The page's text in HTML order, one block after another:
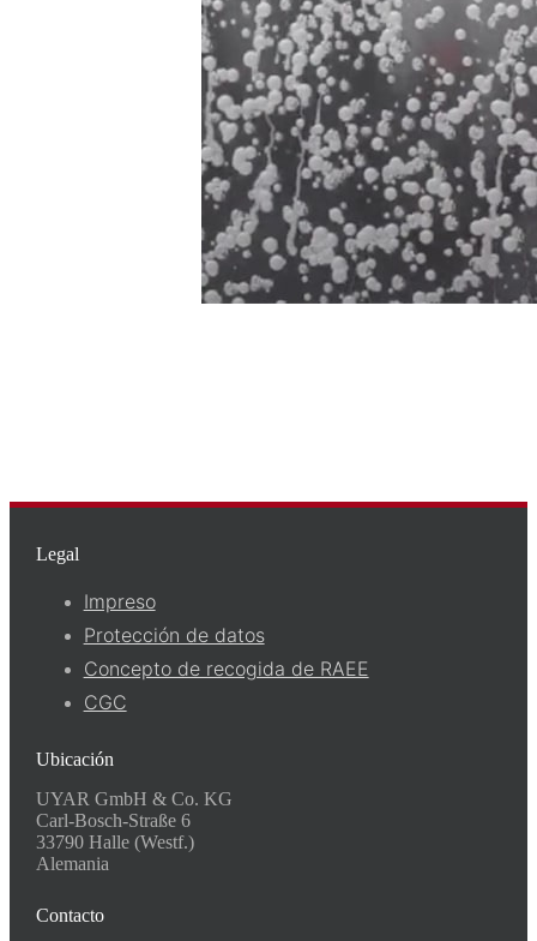
Legal
Impreso
Protección de datos
Concepto de recogida de RAEE
CGC
Ubicación
UYAR GmbH & Co. KG
Carl-Bosch-Straße 6
33790 Halle (Westf.)
Alemania
Contacto